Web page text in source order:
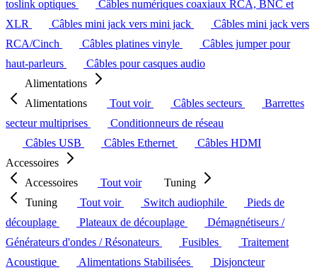
toslink optiques
Câbles numériques coaxiaux RCA, BNC et
XLR
Câbles mini jack vers mini jack
Câbles mini jack vers
RCA/Cinch
Câbles platines vinyle
Câbles jumper pour
haut-parleurs
Câbles pour casques audio
Alimentations
Alimentations
Tout voir Câbles secteurs
Barrettes
secteur multiprises
Conditionneurs de réseau
Câbles USB
Câbles Ethernet
Câbles HDMI
Accessoires
Accessoires
Tout voir
Tuning
Tuning
Tout voir Switch audiophile
Pieds de
découplage
Plateaux de découplage
Démagnétiseurs /
Générateurs d'ondes / Résonateurs
Fusibles
Traitement
Acoustique
Alimentations Stabilisées
Disjoncteur